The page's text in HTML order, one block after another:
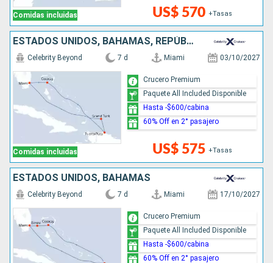
Comidas incluidas US$ 570 +Tasas
ESTADOS UNIDOS, BAHAMAS, REPÚBLICA DOMINICANA
Comidas incluidas
Celebrity Beyond 7 d Miami 03/10/2027
US$ 575 +Tasas
Crucero Premium
Paquete All Included Disponible
Hasta -$600/cabina
60% Off en 2° pasajero
ESTADOS UNIDOS, BAHAMAS
Celebrity Beyond 7 d Miami 17/10/2027
Crucero Premium
Paquete All Included Disponible
Hasta -$600/cabina
60% Off en 2° pasajero